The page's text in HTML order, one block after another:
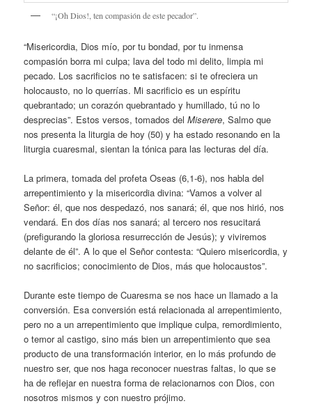
“¡Oh Dios!, ten compasión de este pecador”.
“Misericordia, Dios mío, por tu bondad, por tu inmensa
compasión borra mi culpa; lava del todo mi delito, limpia mi
pecado. Los sacrificios no te satisfacen: si te ofreciera un
holocausto, no lo querrías. Mi sacrificio es un espíritu
quebrantado; un corazón quebrantado y humillado, tú no lo
desprecias”. Estos versos, tomados delMiserere, Salmo que
nos presenta la liturgia de hoy (50) y ha estado resonando en la
liturgia cuaresmal, sientan la tónica para las lecturas del día.
La primera, tomada del profeta Oseas (6,1-6), nos habla del
arrepentimiento y la misericordia divina: “Vamos a volver al
Señor: él, que nos despedazó, nos sanará; él, que nos hirió, nos
vendará. En dos días nos sanará; al tercero nos resucitará
(prefigurando la gloriosa resurrección de Jesús); y viviremos
delante de él”. A lo que el Señor contesta: “Quiero misericordia, y
no sacrificios; conocimiento de Dios, más que holocaustos”.
Durante este tiempo de Cuaresma se nos hace un llamado a la
conversión. Esa conversión está relacionada al arrepentimiento,
pero no a un arrepentimiento que implique culpa, remordimiento,
o temor al castigo, sino más bien un arrepentimiento que sea
producto de una transformación interior, en lo más profundo de
nuestro ser, que nos haga reconocer nuestras faltas, lo que se
ha de reflejar en nuestra forma de relacionarnos con Dios, con
nosotros mismos y con nuestro prójimo.